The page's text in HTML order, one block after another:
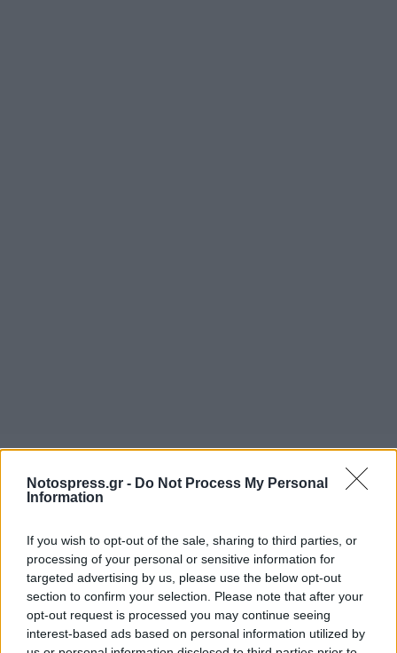
Notospress.gr - Do Not Process My Personal
Information
If you wish to opt-out of the sale, sharing to third parties, or
processing of your personal or sensitive information for
targeted advertising by us, please use the below opt-out
section to confirm your selection. Please note that after your
opt-out request is processed you may continue seeing
interest-based ads based on personal information utilized by